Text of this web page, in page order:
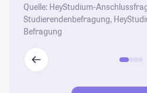
Quelle: HeyStudium-
Studierendenbefragung,
Befragung